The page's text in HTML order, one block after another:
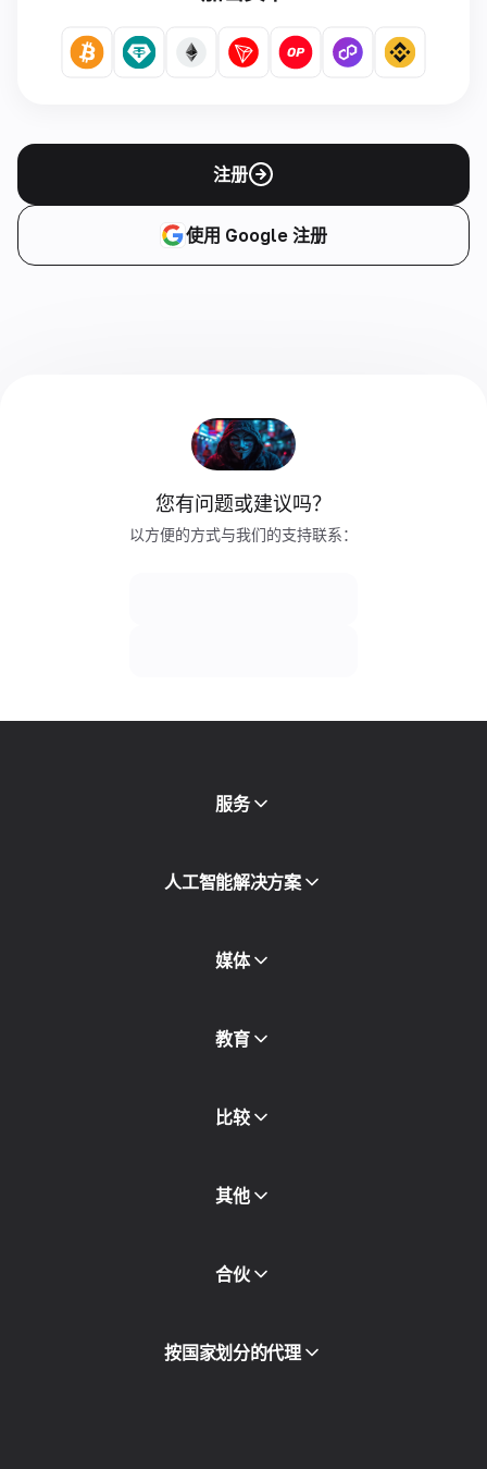
注册
使用 Google 注册
您有问题或建议吗？
以方便的方式与我们的支持联系：
服务
移动代理
住宅代理
代理目录
人工智能解决方案
媒体
博客和文章
合作伙伴
教育
免费书
比较
其他
API访问
集成
合伙
合作伙伴计划
转售
按国家划分的代理